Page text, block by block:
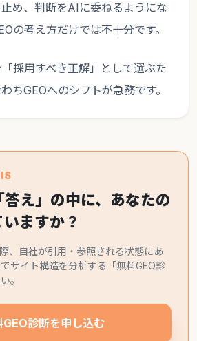
め、判断をAIに委ねるようにな
の考え方だけでは不十分です。
採用すべき正解」として選ぶた
GEOへのシフトが急務です。
え」の中に、あなたの
ますか？
、自社が引用・参照される状態にあ
サイト構造を分析する「無料GEO診
。
GEO診断を申し込む